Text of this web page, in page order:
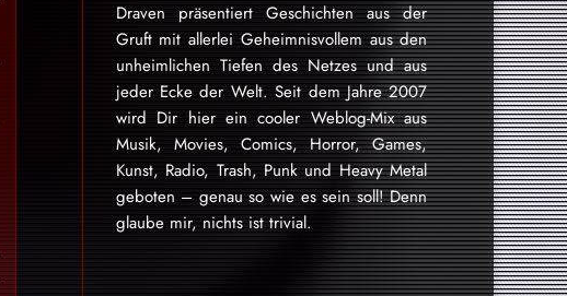
Draven präsentiert Geschichten aus der
Gruft mit allerlei Geheimnisvollem aus den
unheimlichen Tiefen des Netzes und aus
jeder Ecke der Welt. Seit dem Jahre 2007
wird Dir hier ein cooler Weblog-Mix aus
Musik, Movies, Comics, Horror, Games,
Kunst, Radio, Trash, Punk und Heavy Metal
geboten – genau so wie es sein soll! Denn
glaube mir, nichts ist trivial.